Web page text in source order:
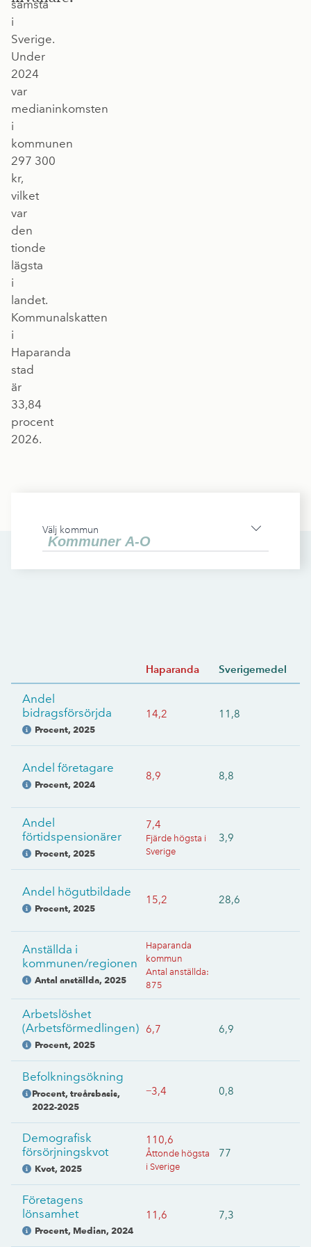
sämsta
i
Sverige.
Under
2024
var
medianinkomsten
i
kommunen
297 300
kr,
vilket
var
den
tionde
lägsta
i
landet.
Kommunalskatten
i
Haparanda
stad
är
33,84
procent
2026.
Välj kommun
Haparanda Sverigemedel
Andel
bidragsförsörjda
Procent, 2025
14,2 11,8
Andel företagare
Procent, 2024
8,9 8,8
Andel
förtidspensionärer
Procent, 2025
7,4
Fjärde högsta i
Sverige
3,9
Andel högutbildade
Procent, 2025
15,2 28,6
Anställda i
kommunen/regionen
Antal anställda, 2025
Haparanda
kommun
Antal anställda:
875
Arbetslöshet
(Arbetsförmedlingen)
Procent, 2025
6,7 6,9
Befolkningsökning
Procent, treårsbasis,
2022-2025
−3,4 0,8
Demografisk
försörjningskvot
Kvot, 2025
110,6
Åttonde högsta
i Sverige
77
Företagens
lönsamhet
Procent, Median, 2024
11,6 7,3